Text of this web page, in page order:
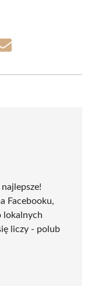
Share
Facebooku,
lokalnych
liczy - polub